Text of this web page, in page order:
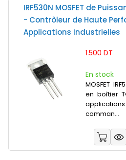
IRF530N MOSFET de
- Contrôleur de Haute
Applications Industrielles
1.500 DT
En stock
MOSFET
en boîtier
comman...